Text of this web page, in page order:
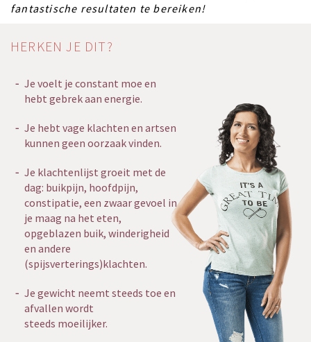
fantastische resultaten te bereiken!
HERKEN JE DIT?
Je voelt je constant moe en
hebt gebrek aan energie.
Je hebt vage klachten en artsen
kunnen geen oorzaak vinden.
Je klachtenlijst groeit met de
dag: buikpijn, hoofdpijn,
constipatie, een zwaar gevoel in
je maag na het eten,
opgeblazen buik, winderigheid
en andere
(spijsverterings)klachten.
Je gewicht neemt steeds toe en
afvallen wordt
steeds moeilijker.